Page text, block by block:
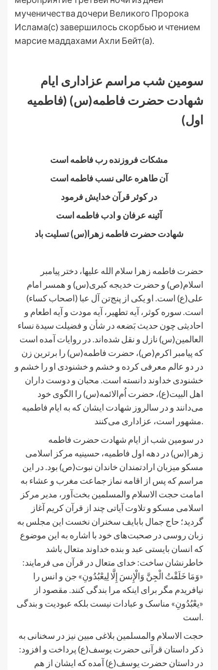
мученичества дочери Великого Пророка
Ислама(с) завершилось скорбью и чтением
марсие маддахами Ахли Бейт(а).
سومین شب مراسم عزاداری ایام
شهادت حضرت فاطمه(س) (فاطمیه
اول)
مشکات فروزنده رب فاطمه است
آن طاهره عالی نسب فاطمه است
در کوثر قرآن خدایش فرمود
آئینه عرفان و ادب فاطمه است
شهادت حضرت فاطمه زهرا(س) تسلیتباد
حضرت فاطمه زهرا سلام الله علیها، دختر پیامبر
اسلام(ص) و حضرت خدیجه کبری(س) و همسر امام
علی(ع) است. او یکی از پنج‌تن آل‌ عبا (اصحاب کساء)
است. سوره کوثر، آیه تطهیر، آیه مودت و آیه اطعام و
احادیثی چون حدیث بَضعه در شأن و فضیلت سیدة نساء
العالمین(س) نازل و نقل شده‌اند. در روایات آمده است
که پیامبر اکرم(ص)، حضرت فاطمه(س) را برترین زن
در دو عالم معرفی کرده و خشم و خشنودی او را خشم و
خشنودی خداوند دانسته است. محبان و دوست داران
اهل البیت(ع)، حضرت اُم‌الائمه(س) را الگوی خود
می‌دانند و در سالروز شهادت ایشان که به ایام فاطمیه
مشهور است، عزاداری می‌کنند.
در سومین شب از ایام شهادت حضرت فاطمه
زهرا(س) در دهه اول فاطمیه، حسینیه مرکز اسلامی
مسکو میزبان ارادتمندان خاندان نبوت(ص) بود. در این
مراسم که پس از اقامه نماز جماعت مغرب و عشاء به
امامت حجت الاسلام والمسلمین بخت‌آور، مدیر مرکز
اسلامی مسکو و تلاوت آیاتی چند از قرآن کریم آغاز
گردید؛ حاج جمال بابایف سخنران نخست این مجلس به
زبان روسی در صحبت‌های خود با اشاره به این موضوع
که انسان بایستی عبد و بنده خداوند متعال باشد
خاطرنشان ساخت: خدای متعال در قرآن می فرمایند:
«وَمَا خَلَقْتُ الْجِنَّ وَالْإِنسَ إِلَّا لِیعْبُدُونِ» جن و انس را
نیافریدم مگر برای اینکه مرا بندگی کنند. مقصود از
«یعْبُدُونِ» مناسک و عبادات نیست بلکه عبودیت و بندگی
است.
حجت ‌الاسلام‌ والمسلمین بلاغی مبین نیز در سخنانی به
ذکر داستان قرآنی حضرت یوسف(ع) پرداخت و افزود:
در داستان حضرت یوسف(ع) آ‌مده که ایشان از هم